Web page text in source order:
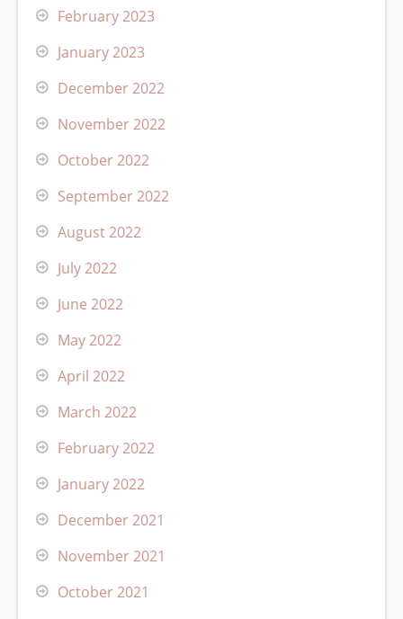
February 2023
January 2023
December 2022
November 2022
October 2022
September 2022
August 2022
July 2022
June 2022
May 2022
April 2022
March 2022
February 2022
January 2022
December 2021
November 2021
October 2021